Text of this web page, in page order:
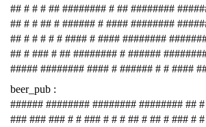
## # # # ## ######## # ## ########
## # # ## # ###### # #### ########
## # # # # # #### # #### ########
## # ### # ## ######## # ######
##### ######## #### # ###### # # ####
beer_pub :
###### ######## ######## ######## ##
### ### ### # # ### # # # ## # ## # ### #